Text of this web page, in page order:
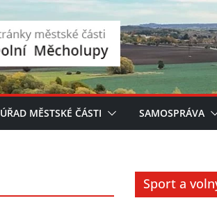
ÚŘAD MĚSTSKÉ ČÁSTI SAMOSPRÁVA
Sport a